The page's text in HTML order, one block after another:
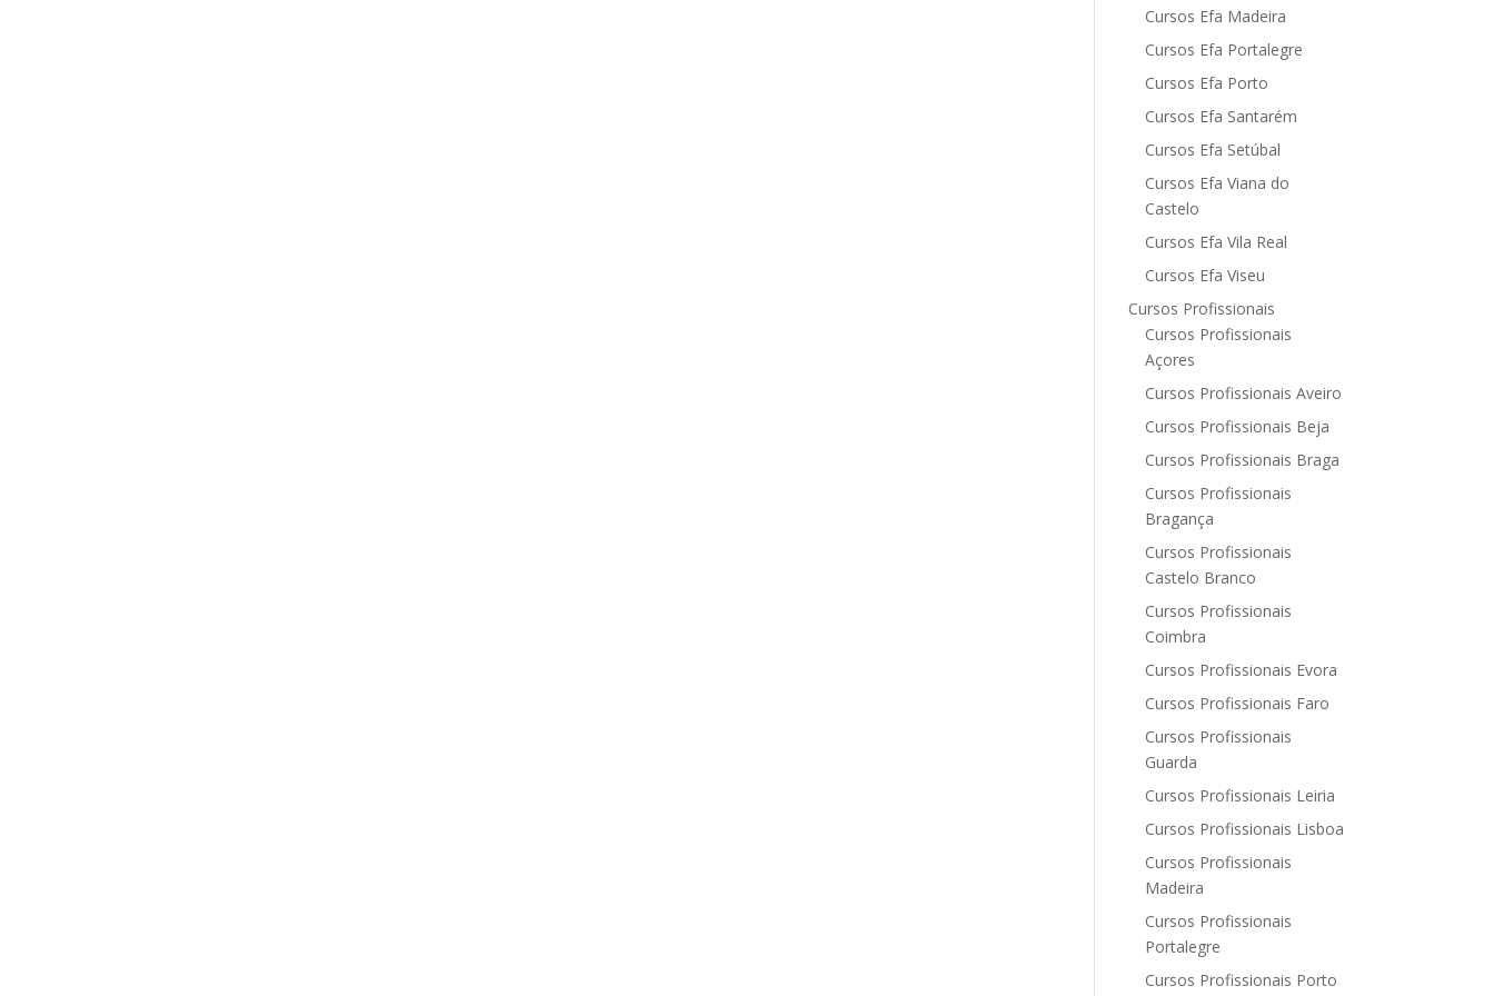
Cursos Efa Madeira
Cursos Efa Portalegre
Cursos Efa Porto
Cursos Efa Santarém
Cursos Efa Setúbal
Cursos Efa Viana do
Castelo
Cursos Efa Vila Real
Cursos Efa Viseu
Cursos Profissionais
Cursos Profissionais
Açores
Cursos Profissionais Aveiro
Cursos Profissionais Beja
Cursos Profissionais Braga
Cursos Profissionais
Bragança
Cursos Profissionais
Castelo Branco
Cursos Profissionais
Coimbra
Cursos Profissionais Evora
Cursos Profissionais Faro
Cursos Profissionais
Guarda
Cursos Profissionais Leiria
Cursos Profissionais Lisboa
Cursos Profissionais
Madeira
Cursos Profissionais
Portalegre
Cursos Profissionais Porto